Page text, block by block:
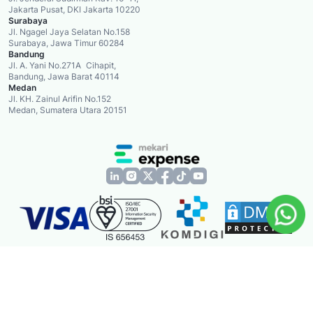
Jakarta Pusat, DKI Jakarta 10220
Surabaya
Jl. Ngagel Jaya Selatan No.158
Surabaya, Jawa Timur 60284
Bandung
Jl. A. Yani No.271A Cihapit,
Bandung, Jawa Barat 40114
Medan
Jl. KH. Zainul Arifin No.152
Medan, Sumatera Utara 20151